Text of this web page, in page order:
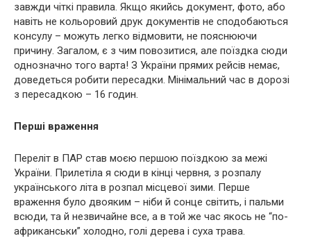
завжди чіткі правила. Якщо якийсь документ, фото, або
навіть не кольоровий друк документів не сподобаються
консулу – можуть легко відмовити, не пояснюючи
причину. Загалом, є з чим повозитися, але поїздка сюди
однозначно того варта! З України прямих рейсів немає,
доведеться робити пересадки. Мінімальний час в дорозі
з пересадкою – 16 годин.
Перші враження
Переліт в ПАР став моєю першою поїздкою за межі
України. Прилетіла я сюди в кінці червня, з розпалу
українського літа в розпал місцевої зими. Перше
враження було двояким – ніби й сонце світить, і пальми
всюди, та й незвичайне все, а в той же час якось не “по-
африканськи” холодно, голі дерева і суха трава.